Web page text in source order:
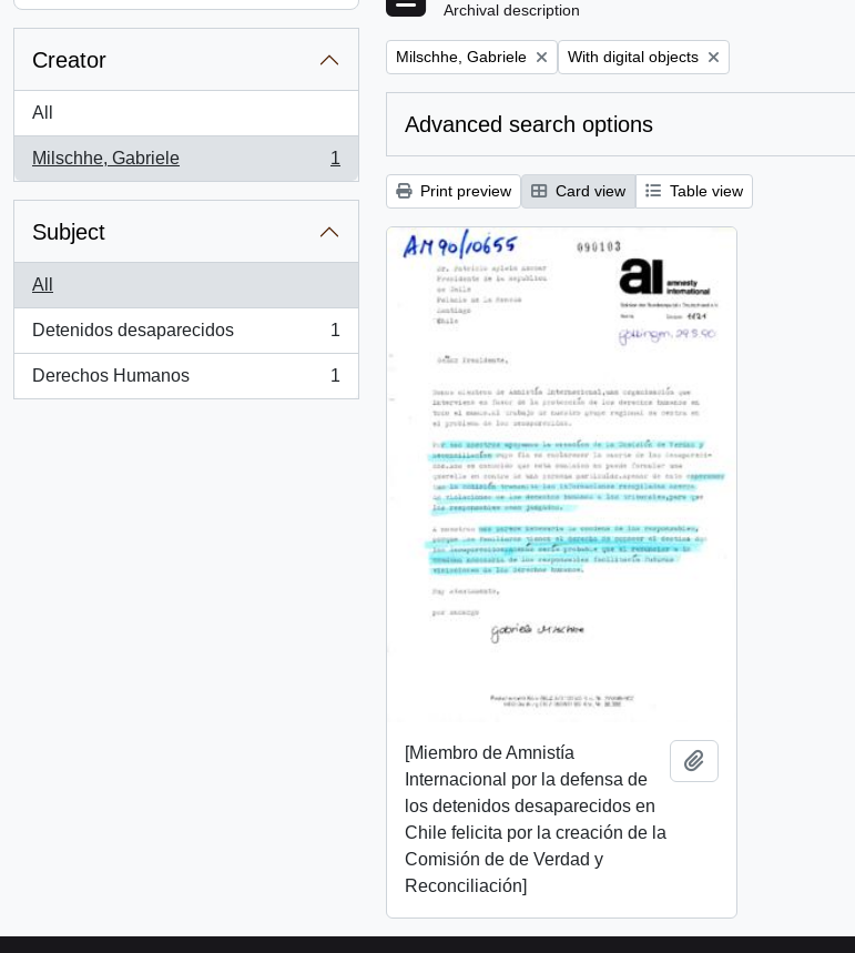
Creator
All
Milschhe, Gabriele
, 1 results
1
Subject
All
Detenidos desaparecidos
, 1 results
1
Derechos Humanos
, 1 results
1
Archival description
Remove filter:
Milschhe, Gabriele Remove filter:
With digital objects
Advanced search options
Print preview Card view Table view
[Miembro de Amnistía
Internacional por la defensa de
los detenidos desaparecidos en
Chile felicita por la creación de la
Comisión de de Verdad y
Reconciliación]